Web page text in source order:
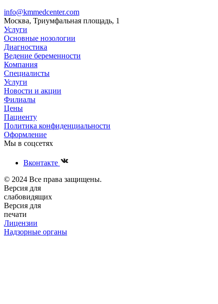
info@kmmedcenter.com
Москва, Триумфальная площадь, 1
Услуги
Основные нозологии
Диагностика
Ведение беременности
Компания
Специалисты
Услуги
Новости и акции
Филиалы
Цены
Пациенту
Политика конфиденциальности
Оформление
Мы в соцсетях
Вконтакте
© 2024 Все права защищены.
Версия для
слабовидящих
Версия для
печати
Лицензии
Надзорные органы